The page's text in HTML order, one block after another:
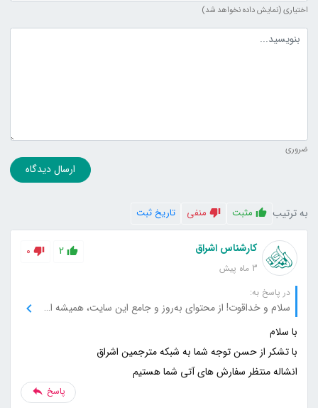
اختیاری (نمایش داده نخواهد شد)
متن دیدگاه
ضروری
ارسال دیدگاه
به ترتیب مثبت منفی تاریخ ثبت
کارشناس اشراق
3 ماه پیش
2
0
در پاسخ به:
سلام و خداقوت! از محتوای به‌روز و جامع این سایت، همیشه استفاده می‌کنم و بابت آن سپاسگزارم.
انشاله منتظر سفارش های آتی شما هستیم
پاسخ